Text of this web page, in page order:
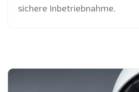
sichere Inbetriebnahme.